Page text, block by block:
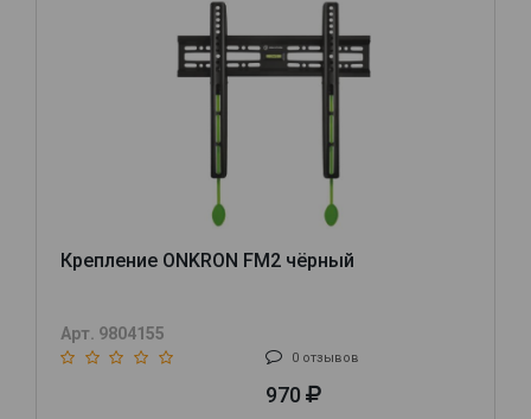
Крепление ONKRON FM2 чёрный
Арт. 9804155
0 отзывов
970